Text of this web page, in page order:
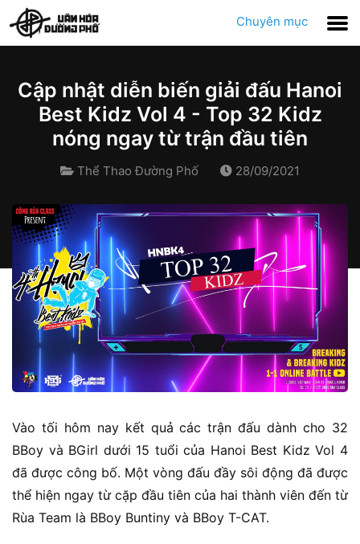
Chuyên mục
Cập nhật diễn biến giải đấu Hanoi
Best Kidz Vol 4 - Top 32 Kidz
nóng ngay từ trận đầu tiên
Thể Thao Đường Phố 28/09/2021
Vào tối hôm nay kết quả các trận đấu dành cho 32
BBoy và BGirl dưới 15 tuổi của Hanoi Best Kidz Vol 4
đã được công bố. Một vòng đấu đầy sôi động đã được
thể hiện ngay từ cặp đầu tiên của hai thành viên đến từ
Rùa Team là BBoy Buntiny và BBoy T-CAT.